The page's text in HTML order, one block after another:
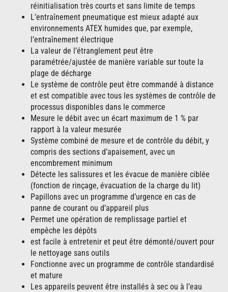
réinitialisation très courts et sans limite de temps
L’entraînement pneumatique est mieux adapté aux
environnements ATEX humides que, par exemple,
l’entraînement électrique
La valeur de l’étranglement peut être
paramétrée/ajustée de manière variable sur toute la
plage de décharge
Le système de contrôle peut être commandé à distance
et est compatible avec tous les systèmes de contrôle de
processus disponibles dans le commerce
Mesure le débit avec un écart maximum de 1 % par
rapport à la valeur mesurée
Système combiné de mesure et de contrôle du débit, y
compris des sections d’apaisement, avec un
encombrement minimum
Détecte les salissures et les évacue de manière ciblée
(fonction de rinçage, évacuation de la charge du lit)
Papillons avec un programme d’urgence en cas de
panne de courant ou d’appareil plus
Permet une opération de remplissage partiel et
empêche les dépôts
est facile à entretenir et peut être démonté/ouvert pour
le nettoyage sans outils
Fonctionne avec un programme de contrôle standardisé
et mature
Les appareils peuvent être installés à sec ou à l’eau